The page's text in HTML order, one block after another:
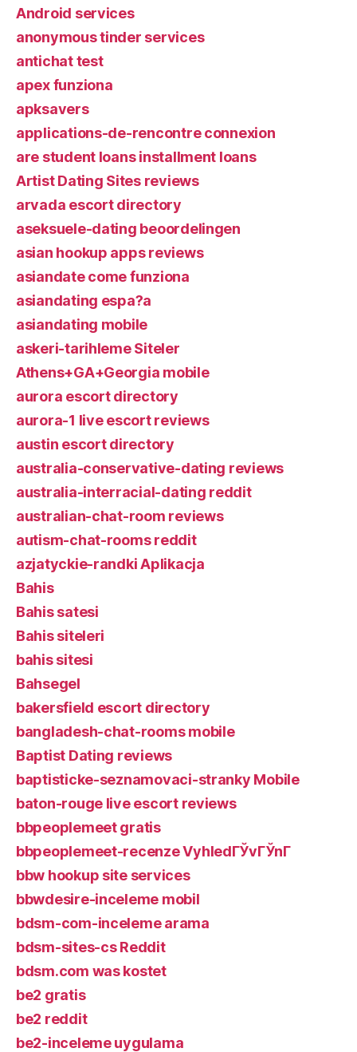
Android services
anonymous tinder services
antichat test
apex funziona
apksavers
applications-de-rencontre connexion
are student loans installment loans
Artist Dating Sites reviews
arvada escort directory
aseksuele-dating beoordelingen
asian hookup apps reviews
asiandate come funziona
asiandating espa?a
asiandating mobile
askeri-tarihleme Siteler
Athens+GA+Georgia mobile
aurora escort directory
aurora-1 live escort reviews
austin escort directory
australia-conservative-dating reviews
australia-interracial-dating reddit
australian-chat-room reviews
autism-chat-rooms reddit
azjatyckie-randki Aplikacja
Bahis
Bahis satesi
Bahis siteleri
bahis sitesi
Bahsegel
bakersfield escort directory
bangladesh-chat-rooms mobile
Baptist Dating reviews
baptisticke-seznamovaci-stranky Mobile
baton-rouge live escort reviews
bbpeoplemeet gratis
bbpeoplemeet-recenze VyhledГЎvГЎnГ­
bbw hookup site services
bbwdesire-inceleme mobil
bdsm-com-inceleme arama
bdsm-sites-cs Reddit
bdsm.com was kostet
be2 gratis
be2 reddit
be2-inceleme uygulama